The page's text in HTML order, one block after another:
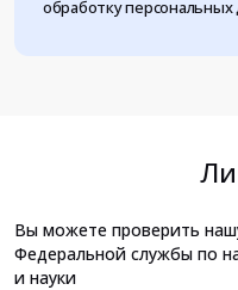
обработку
Вы можете проверить
Федеральной службы по
и науки